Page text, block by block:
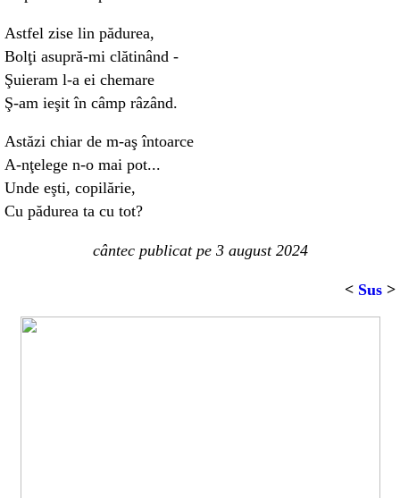
Astfel zise lin pădurea,
Bolţi asupră-mi clătinând -
Şuieram l-a ei chemare
Ş-am ieşit în câmp râzând.
Astăzi chiar de m-aş întoarce
A-nţelege n-o mai pot...
Unde eşti, copilărie,
Cu pădurea ta cu tot?
cântec publicat pe 3 august 2024
< Sus >